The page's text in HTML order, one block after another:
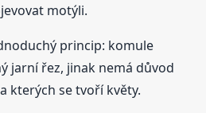
motýli.
princip: komule
jarní řez, jinak nemá důvod
kterých se tvoří květy.